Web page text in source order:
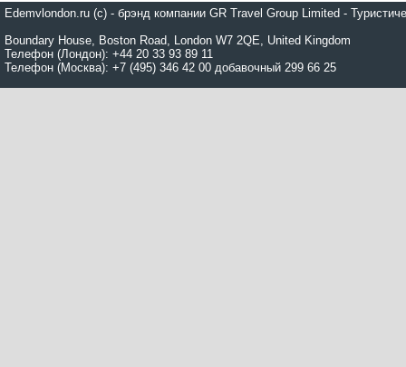
Edemvlondon.ru (c) - брэнд компании GR Travel Group Limited -
Boundary House, Boston Road, London W7 2QE, United Kingdom
Телефон (Лондон): +44 20 33 93 89 11
Телефон (Москва): +7 (495) 346 42 00 добавочный 299 66 25